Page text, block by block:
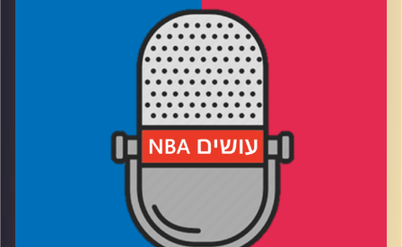
רבע 2: האם קיירי יביא אליפות הביתה, ואיזה יריבה בגמר תהיה
רבע 3: האם האיש שהכי מפחיד את אוהדי הבאקס נמצא בכלל
רבע 4: איך ליאון ות'יבס החזירו את הגארדן לחיים, ואיך שימי
ריגר מגיב למילים "ג'ון סטארקס"
עידן לוצקי